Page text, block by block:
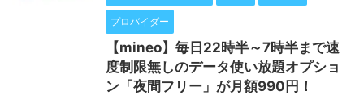
プロバイダー
【mineo】毎日22時半～7時半まで速
度制限無しのデータ使い放題オプショ
ン「夜間フリー」が月額990円！